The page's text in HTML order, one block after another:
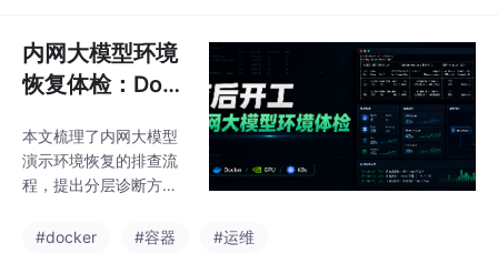
服务进行预检。具体步
骤包括：1）验证各来源
镜像可拉取性；2）配置
3）K8s节点预拉关键镜
像；4）按顺序排查镜
像链路。重点强调要在
行模型和业务逻辑的调
内网大模型环境
恢复体检：Doc
量库和网关排查
本文梳理了内网大模型
演示环境恢复的排查流
程，提出分层诊断方
器运行时、GPU基础环
#docker #容器 #运维